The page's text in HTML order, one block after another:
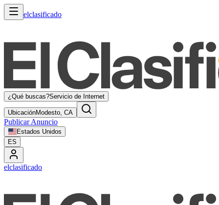
elclasificado
¿Qué buscas?Servicio de Internet
UbicaciónModesto, CA
Publicar Anuncio
Estados Unidos
ES
elclasificado